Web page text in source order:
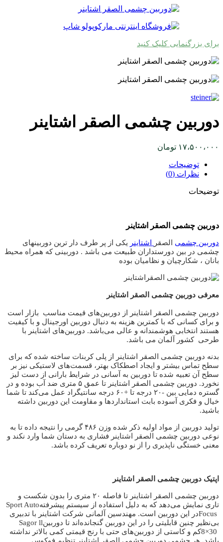
برای بزرگنمایی کلیک کنید
دوربین چشمی الصقر اشتاینر
۱۷،۵۰۰،۰۰۰ تومان
توضیحات
نظرات (0)
توضیحات
دوربین چشمی الصقر اشتاینر
دوربین چشمی الصقر اشتاینر یکی از پر طرف دار ترین دوربینهای
چشمی در بین دورستداران طبیعت می باشد . دوربینی که همراه محیط
بانان ، شکارچیان و نظامیان بوده
معرفی دوربین چشمی الصقر اشتاینر
دوربین چشمی الصقر اشتاینر از دوربین‌های قیمت مناسب بازار است
و برای کسانی که با کمترین هزینه به دنبال دوربین اورجینال و با کیفیت
هستند انتخابی هوشمندانه و عالی می‌باشد. دوربین‌های اشتاینر با
طرحی کشور آلمان می باشد.
بدنه دوربین چشمی الصقر اشتاینر از پلی کربنات ساخته شده که برای
سطح تماس بیشتر و ایجاد اصطکاک بهتر، قسمت‌های لاستیکی نیز بر
سطح آن تعبیه شده تا دوربین به آسانی در شرایط بارانی از دست لیز
نخورد. دوربین چشمی الصقر اشتاینر تا عمق ۵ متری ضد آب بوده و در
گستره دمایی بین -۲۰ درجه تا +۶۰ درجه سانتیگراد عمل می‌کند تا شما
خیال و فکری آسوده بابت استانداردها و مقاومت این دوربین داشته
باشید.
تولید دوربین از مواد اولیه ذکر شده وزن ۴۸۶ گرمی را نتیجه داده تا به
نوعی دوربین چشمی الصقر اشتاینر فشاری به دستان شما وارد نکند و
معنی خستگی ناپذیری را از نو دوباره تعریف کرده باشد.
اپتیک دوربین چشمی الصقر اشتاینر
دوربین چشمی الصقر اشتاینر تا فاصله ۲۰ متری را بدون شکست و
تاری نمایش می‌دهد که به دلیل استفاده از سیستم پیشرفتهSport Auto
Focusدر این دوربین است. مهندسین آلمانی شرکت اشتاینر با تدبیری
بی‌نظیر چنین قابلیتی را در این دوربین گنجانده‌اند تا دوربینSagor ll
8×30کم و کاستی از دوربین‌های حتی با رنج قیمتی کمی بالاتر نداشته
باشد. هر چشمی دوربین چشمی الصقر اشتاینر تنظیم فوکوس